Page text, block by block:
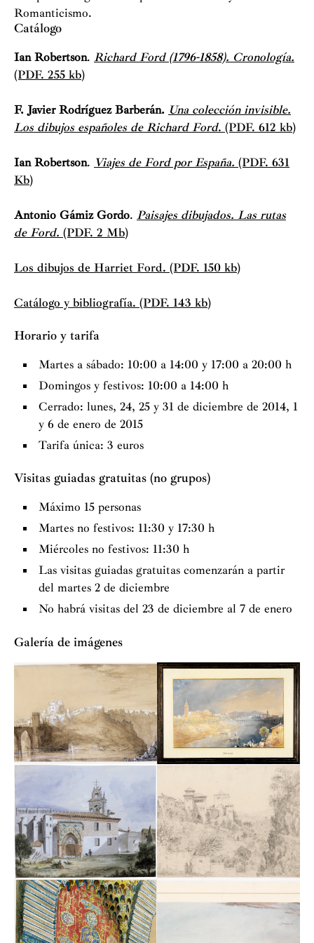
Romanticismo.
Catálogo
Ian Robertson. Richard Ford (1796-1858). Cronología.
(PDF. 255 kb)
F. Javier Rodríguez Barberán. Una colección invisible.
Los dibujos españoles de Richard Ford. (PDF. 612 kb)
Ian Robertson. Viajes de Ford por España. (PDF. 631
Kb)
Antonio Gámiz Gordo. Paisajes dibujados. Las rutas
de Ford. (PDF. 2 Mb)
Los dibujos de Harriet Ford. (PDF. 150 kb)
Catálogo y bibliografía. (PDF. 143 kb)
Horario y tarifa
Martes a sábado: 10:00 a 14:00 y 17:00 a 20:00 h
Domingos y festivos: 10:00 a 14:00 h
Cerrado: lunes, 24, 25 y 31 de diciembre de 2014, 1
y 6 de enero de 2015
Tarifa única: 3 euros
Visitas guiadas gratuitas (no grupos)
Máximo 15 personas
Martes no festivos: 11:30 y 17:30 h
Miércoles no festivos: 11:30 h
Las visitas guiadas gratuitas comenzarán a partir
del martes 2 de diciembre
No habrá visitas del 23 de diciembre al 7 de enero
Galería de imágenes